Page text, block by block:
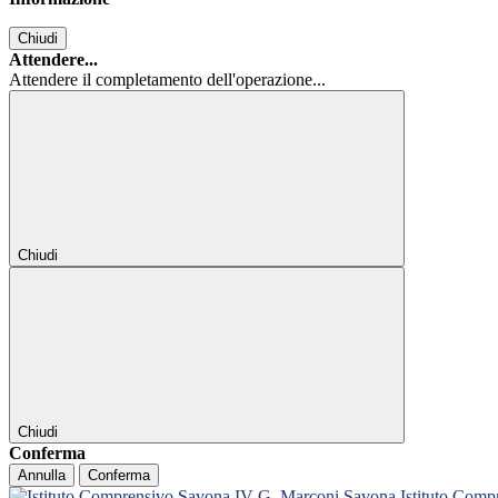
Chiudi
Attendere...
Attendere il completamento dell'operazione...
Chiudi
Chiudi
Conferma
Annulla Conferma